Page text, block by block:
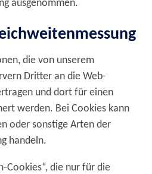
ausgenommen.
die von unserem
Dritter an die Web-
und dort für einen
werden. Bei Cookies kann
oder sonstige Arten der
handeln.
Cookies“, die nur für die